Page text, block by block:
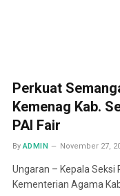
Perkuat
Kemenag Kab.
PAI Fair
By ADMIN November 27,
Ungaran – Kepala Seksi
Kementerian Agama